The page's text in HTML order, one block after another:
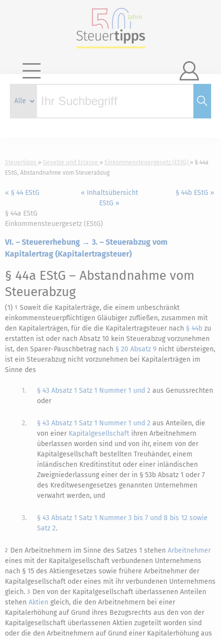

Steuertipps Gesetze und Erlasse Einkommensteuergesetz (EStG)
§ 44a
EStG, Abstandnahme vom Steuerabzug
« § 44 EStG
« Inhaltsübersicht
EStG »
§ 44b EStG »
§ 44a EStG
Einkommensteuergesetz (EStG)
VI. – Steuererhebung → 3. – Steuerabzug vom
Kapitalertrag (Kapitalertragsteuer)
§ 44a EStG – Abstandnahme vom
Steuerabzug
(1) 1 Soweit die Kapitalerträge, die einem unbeschränkt
einkommensteuerpflichtigen Gläubiger zufließen, zusammen mit
den Kapitalerträgen, für die die Kapitalertragsteuer nach § 44b zu
erstatten ist oder nach Absatz 10 kein Steuerabzug vorzunehmen
ist, den Sparer-Pauschbetrag nach § 20 Absatz 9 nicht übersteigen,
ist ein Steuerabzug nicht vorzunehmen bei Kapitalerträgen im
Sinne des
1. § 43 Absatz 1 Satz 1 Nummer 1 und 2 aus Genussrechten
oder
2. § 43 Absatz 1 Satz 1 Nummer 1 und 2 aus Anteilen, die
von einer Kapitalgesellschaft ihren Arbeitnehmern
überlassen worden sind und von ihr, einem von der
Kapitalgesellschaft bestellten Treuhänder, einem
inländischen Kreditinstitut oder einer inländischen
Zweigniederlassung einer der in § 53b Absatz 1 oder 7
des Kreditwesengesetzes genannten Unternehmen
verwahrt werden, und
3.
§ 43 Absatz 1 Satz 1 Nummer 3 bis 7 und 8 bis 12 sowie
Satz 2.
2 Den Arbeitnehmern im Sinne des Satzes 1 stehen Arbeitnehmer
eines mit der Kapitalgesellschaft verbundenen Unternehmens
nach § 15 des Aktiengesetzes sowie frühere Arbeitnehmer der
Kapitalgesellschaft oder eines mit ihr verbundenen Unternehmens
gleich. 3 Den von der Kapitalgesellschaft überlassenen Anteilen
stehen Aktien gleich, die den Arbeitnehmern bei einer
Kapitalerhöhung auf Grund ihres Bezugsrechts aus den von der
Kapitalgesellschaft überlassenen Aktien zugeteilt worden sind
oder die den Arbeitnehmern auf Grund einer Kapitalerhöhung aus